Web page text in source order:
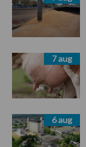
7 aug
6 aug